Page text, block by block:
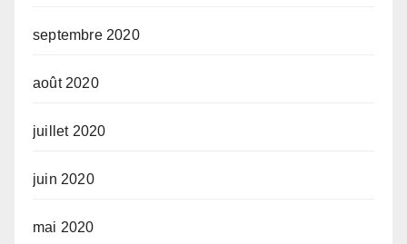
septembre 2020
août 2020
juillet 2020
juin 2020
mai 2020